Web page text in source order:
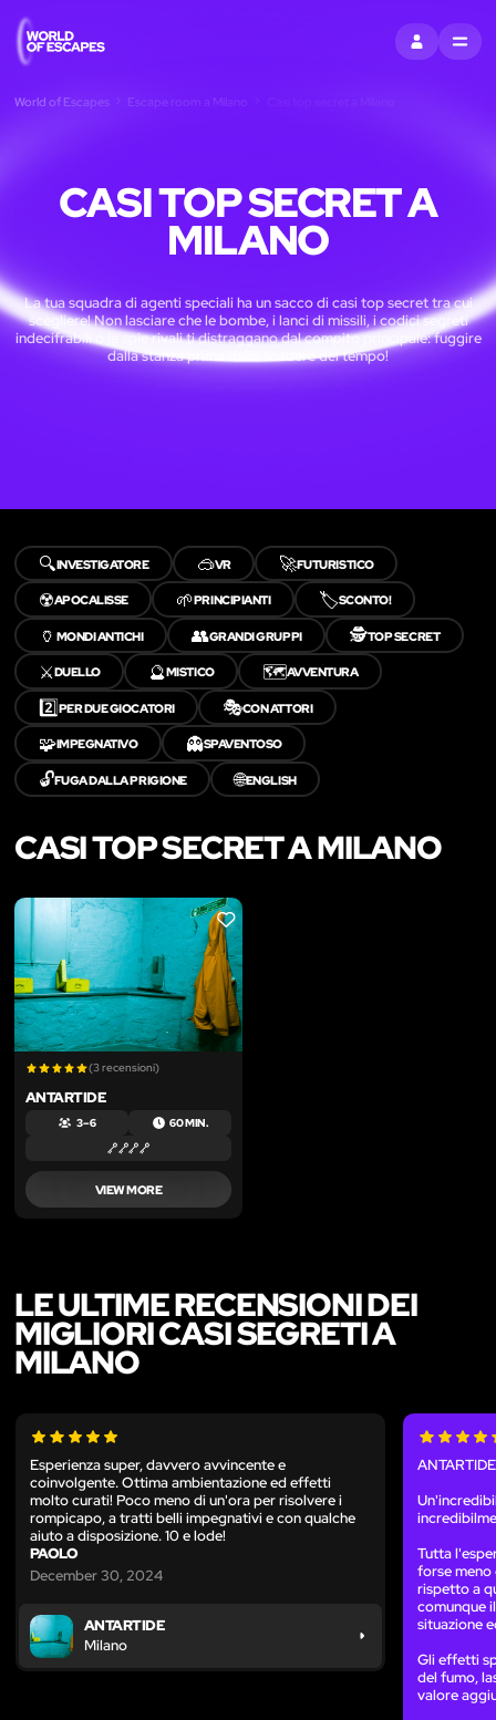
ACCEDIMENU
World of Escapes Escape room a Milano
CASI TOP SECRET A
MILANO
La tua squadra di agenti speciali ha un sacco di casi top secret tra cui
scegliere! Non lasciare che le bombe, i lanci di missili, i codici segreti
indecifrabili o le spie rivali ti distraggano dal compito principale: fuggire
dalla stanza prima dello scadere del tempo!
🔍INVESTIGATORE 🥽VR 🚀FUTURISTICO
☢️APOCALISSE 🌱PRINCIPIANTI 🏷️SCONTO!
🏺 MONDI ANTICHI 👥GRANDI GRUPPI 🕵️TOP SECRET
⚔️DUELLO 🔮MISTICO 🗺️AVVENTURA
2️⃣PER DUE GIOCATORI 🎭CON ATTORI
🧩IMPEGNATIVO 👻SPAVENTOSO
🔓FUGA DALLA PRIGIONE 🌐ENGLISH
CASI TOP SECRET A MILANO
LIKE
(3 recensioni)
ANTARTIDE
3 – 6 60 MIN.
VIEW MORE
LE ULTIME RECENSIONI DEI
MIGLIORI CASI SEGRETI A
MILANO
Esperienza super, davvero avvincente e
coinvolgente. Ottima ambientazione ed effetti
molto curati! Poco meno di un'ora per risolvere i
rompicapo, a tratti belli impegnativi e con qualche
aiuto a disposizione. 10 e lode!
PAOLO
December 30, 2024
ANTARTIDE
Milano
ANTARTIDE
Tutta
forse
rispetto a
comunque
situazione
Gli effetti
del fumo,
valore